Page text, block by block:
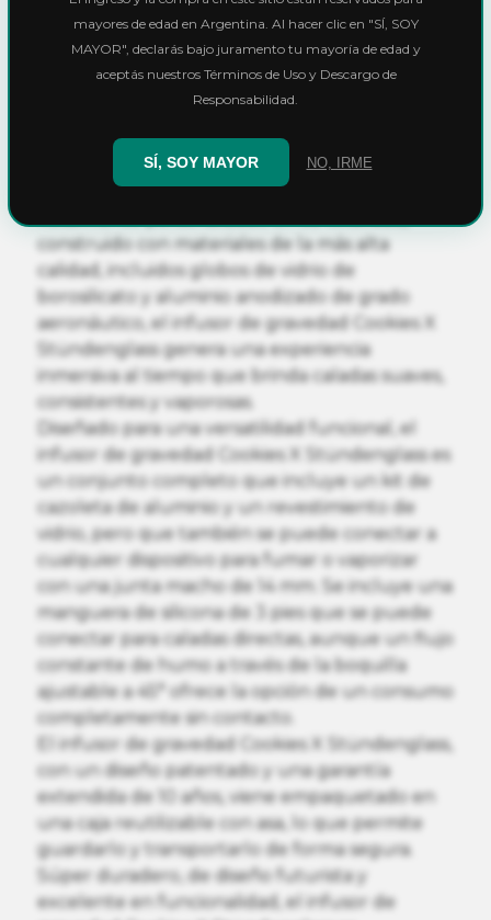
Berner, tenemos el honor de presentar Cookies
X Stündenglass® Gravity Infuser, una cachimba
de vidrio giratoria de 360° sofisticada y
elegantemente diseñada que genera
activación de movimiento cinético a través del
desplazamiento de agua en cascada,
tecnología de flujo de aire opuesto y la fuerza
natural de la gravedad.
construido con materiales de la más alta
calidad, incluidos globos de vidrio de
borosilicato y aluminio anodizado de grado
aeronáutico, el infusor de gravedad Cookies X
Stündenglass genera una experiencia
inmersiva al tiempo que brinda caladas suaves,
consistentes y vaporosas.
Diseñado para una versatilidad funcional, el
infusor de gravedad Cookies X Stündenglass es
un conjunto completo que incluye un kit de
cazoleta de aluminio y un revestimiento de
vidrio, pero que también se puede conectar a
cualquier dispositivo para fumar o vaporizar
con una junta macho de 14 mm. Se incluye una
manguera de silicona de 3 pies que se puede
conectar para caladas directas, aunque un flujo
constante de humo a través de la boquilla
ajustable a 45° ofrece la opción de un consumo
completamente sin contacto.
El infusor de gravedad Cookies X Stündenglass,
con un diseño patentado y una garantía
extendida de 10 años, viene empaquetado en
una caja reutilizable con asa, lo que permite
guardarlo y transportarlo de forma segura.
Súper duradero, de diseño futurista y
excelente en funcionalidad, el infusor de
mayores de edad en Argentina. Al hacer clic en "SÍ, SOY
MAYOR", declarás bajo juramento tu mayoría de edad y
aceptás nuestros Términos de Uso y Descargo de
Responsabilidad.
SÍ, SOY MAYOR NO, IRME